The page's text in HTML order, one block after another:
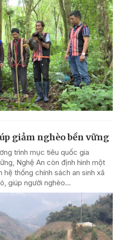
giảm nghèo bền vững
trình mục tiêu quốc gia
Nghệ An còn định hình một
hệ thống chính sách an sinh xã
giúp người nghèo...